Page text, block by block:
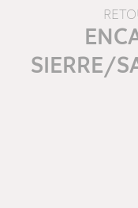
SIERRE/